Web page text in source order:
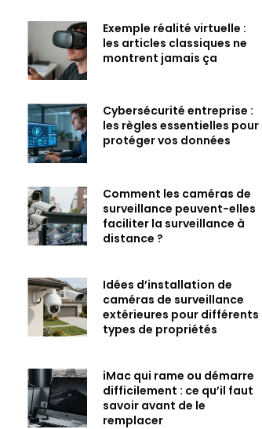
Exemple réalité virtuelle :
les articles classiques ne
montrent jamais ça
Cybersécurité entreprise :
les règles essentielles pour
protéger vos données
Comment les caméras de
surveillance peuvent-elles
faciliter la surveillance à
distance ?
Idées d’installation de
caméras de surveillance
extérieures pour différents
types de propriétés
iMac qui rame ou démarre
difficilement : ce qu’il faut
savoir avant de le
remplacer